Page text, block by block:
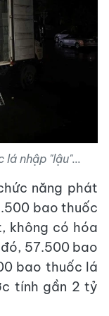
nhập "lậu"...
năng phát
bao thuốc
không có hóa
57.500 bao
bao thuốc lá
tính gần 2 tỷ